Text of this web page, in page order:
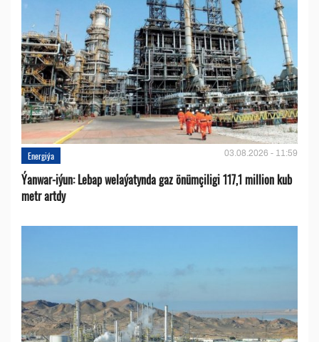
Energiýa 03.08.2026 - 11:59
Ýanwar-iýun: Lebap welaýatynda gaz önümçiligi 117,1 million kub
metr artdy